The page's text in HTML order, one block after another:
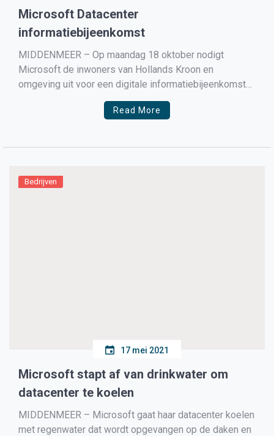
Microsoft Datacenter
informatiebijeenkomst
MIDDENMEER – Op maandag 18 oktober nodigt
Microsoft de inwoners van Hollands Kroon en
omgeving uit voor een digitale informatiebijeenkomst
waarin het uitleg geeft over het nieuwe datacenter in de
regio. De Provincie Noord Holland heeft een
Read More
Bedrijven
17 mei 2021
Microsoft stapt af van drinkwater om
datacenter te koelen
MIDDENMEER – Microsoft gaat haar datacenter koelen
met regenwater dat wordt opgevangen op de daken en